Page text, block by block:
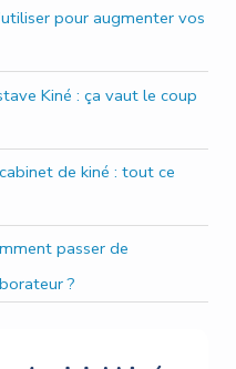
pour augmenter vos
Kiné : ça vaut le coup
de kiné : tout ce
passer de
?